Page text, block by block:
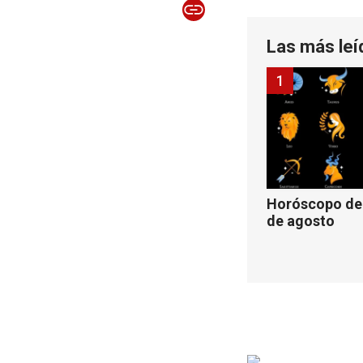
Las más
Horóscopo
de agosto
1